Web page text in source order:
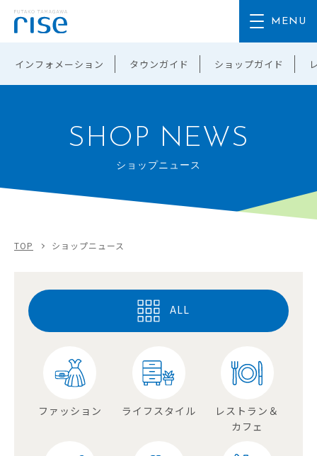
インフォメーション タウンガイド ショップガイド
SHOP NEWS
ショップニュース
TOP ショップニュース
ALL
ファッション ライフスタイル
レストラン＆
カフェ